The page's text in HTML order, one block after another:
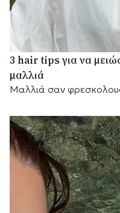
3 hair tips για να
μαλλιά
Μαλλιά σαν